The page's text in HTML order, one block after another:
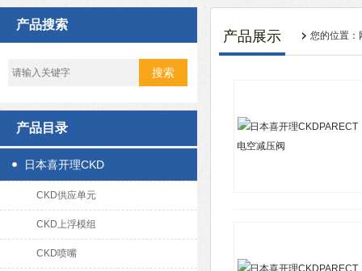
产品搜索
产品目录
日本喜开理CKD
CKD供应单元
CKD上浮模组
CKD喷嘴
产品展示 您的位置：